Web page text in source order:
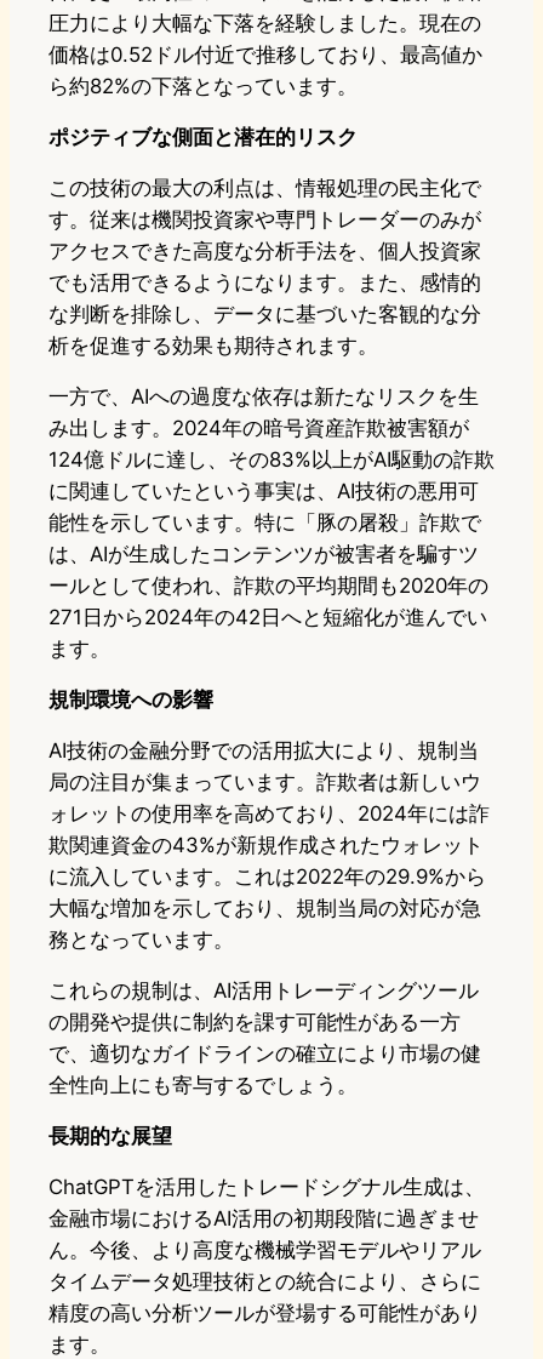
圧力により大幅な下落を経験しました。現在の
価格は0.52ドル付近で推移しており、最高値か
ら約82%の下落となっています。
ポジティブな側面と潜在的リスク
この技術の最大の利点は、情報処理の民主化で
す。従来は機関投資家や専門トレーダーのみが
アクセスできた高度な分析手法を、個人投資家
でも活用できるようになります。また、感情的
な判断を排除し、データに基づいた客観的な分
析を促進する効果も期待されます。
一方で、AIへの過度な依存は新たなリスクを生
み出します。2024年の暗号資産詐欺被害額が
124億ドルに達し、その83%以上がAI駆動の詐欺
に関連していたという事実は、AI技術の悪用可
能性を示しています。特に「豚の屠殺」詐欺で
は、AIが生成したコンテンツが被害者を騙すツ
ールとして使われ、詐欺の平均期間も2020年の
271日から2024年の42日へと短縮化が進んでい
ます。
規制環境への影響
AI技術の金融分野での活用拡大により、規制当
局の注目が集まっています。詐欺者は新しいウ
ォレットの使用率を高めており、2024年には詐
欺関連資金の43%が新規作成されたウォレット
に流入しています。これは2022年の29.9%から
大幅な増加を示しており、規制当局の対応が急
務となっています。
これらの規制は、AI活用トレーディングツール
の開発や提供に制約を課す可能性がある一方
で、適切なガイドラインの確立により市場の健
全性向上にも寄与するでしょう。
長期的な展望
ChatGPTを活用したトレードシグナル生成は、
金融市場におけるAI活用の初期段階に過ぎませ
ん。今後、より高度な機械学習モデルやリアル
タイムデータ処理技術との統合により、さらに
精度の高い分析ツールが登場する可能性があり
ます。